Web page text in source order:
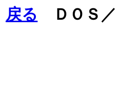
戻る ＤＯＳ／